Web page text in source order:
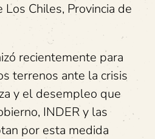
Los Chiles, Provincia de
recientemente para
terrenos ante la crisis
y el desempleo que
INDER y las
por esta medida